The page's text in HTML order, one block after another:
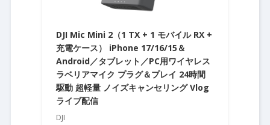
DJI Mic Mini 2（1 TX + 1 モバイル RX +
充電ケース） iPhone 17/16/15＆
Android／タブレット／PC用ワイヤレス
ラベリアマイク プラグ＆プレイ 24時間
駆動 超軽量 ノイズキャンセリング Vlog
ライブ配信
DJI